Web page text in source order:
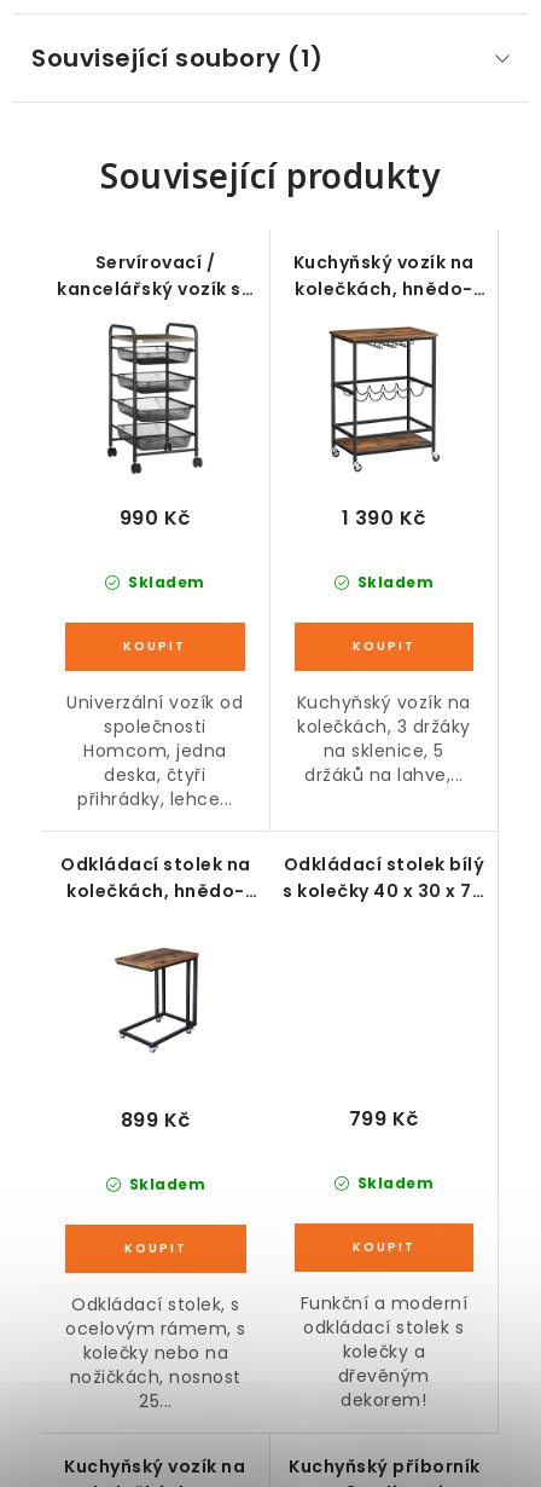
Související soubory (1)
Související produkty
Servírovací /
kancelářský vozík se
deskou, černý 41,5 x
31 x 66 cm
Skladem
990 Kč
Univerzální vozík od
společnosti
Homcom, jedna
deska, čtyři
přihrádky, lehce...
Kuchyňský vozík na
kolečkách, hnědo-
cm
Skladem
1 390 Kč
Kuchyňský vozík na
kolečkách, 3 držáky
na sklenice, 5
držáků na lahve,...
Odkládací stolek na
kolečkách, hnědo-
Skladem
899 Kč
Odkládací stolek, s
ocelovým rámem, s
kolečky nebo na
nožičkách, nosnost
25...
Odkládací stolek bílý
s kolečky 40 x 30 x 70
Skladem
799 Kč
Funkční a moderní
odkládací stolek s
kolečky a
dřevěným
dekorem!
Kuchyňský vozík na
Kuchyňský příborník